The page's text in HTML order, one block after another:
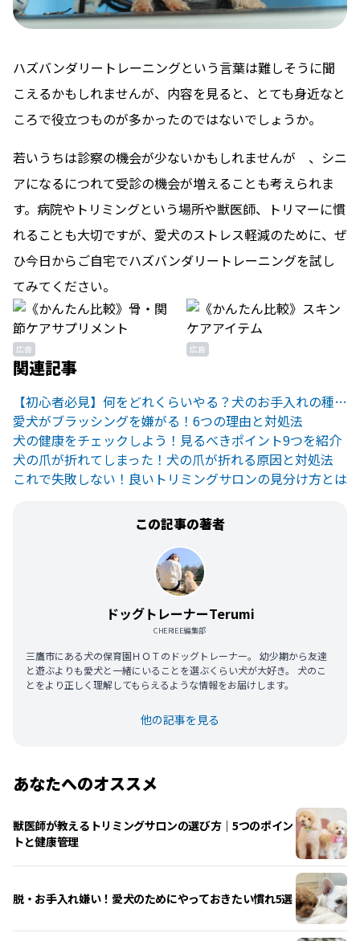
ハズバンダリートレーニングという言葉は難しそうに聞
こえるかもしれませんが、内容を見ると、とても身近なと
ころで役立つものが多かったのではないでしょうか。
若いうちは診察の機会が少ないかもしれませんが 、シニ
アになるにつれて受診の機会が増えることも考えられま
す。病院やトリミングという場所や獣医師、トリマーに慣
れることも大切ですが、愛犬のストレス軽減のために、ぜ
ひ今日からご自宅でハズバンダリートレーニングを試し
てみてください。
広告 広告
関連記事
【初心者必見】何をどれくらいやる？犬のお手入れの種類と頻度を解説
愛犬がブラッシングを嫌がる！6つの理由と対処法
犬の健康をチェックしよう！見るべきポイント9つを紹介
犬の爪が折れてしまった！犬の爪が折れる原因と対処法
これで失敗しない！良いトリミングサロンの見分け方とは
この記事の著者
ドッグトレーナーTerumi
CHERIEE編集部
三鷹市にある犬の保育園ＨＯＴのドッグトレーナー。 幼少期から友達
と遊ぶよりも愛犬と一緒にいることを選ぶくらい犬が大好き。 犬のこ
とをより正しく理解してもらえるような情報をお届けします。
他の記事を見る
あなたへのオススメ
獣医師が教えるトリミングサロンの選び方｜5つのポイン
トと健康管理
脱・お手入れ嫌い！愛犬のためにやっておきたい慣れ5選